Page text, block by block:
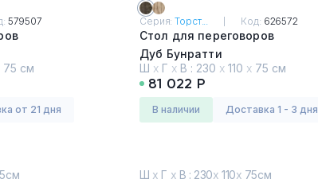
579507
75 см
от 21 дня
Серия:Торст... Код: 626572
Стол для переговоров
Дуб Бунратти
Ш х Г х В : 230 х 110 х 75 см
81 022 Р
в наличии Доставка 1 - 3 дня
Ш х Г х В : 230х 110х 75см